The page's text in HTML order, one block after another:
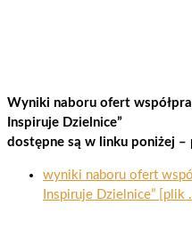
Wyniki naboru ofert
Inspiruje Dzielnice”
dostępne są w linku poniżej –
wyniki naboru ofert
Inspiruje Dzielnice” [plik